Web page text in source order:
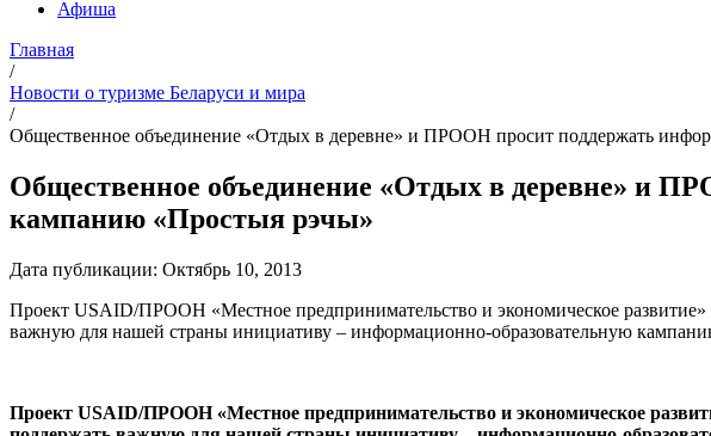
Афиша
Главная
/
Новости о туризме Беларуси и мира
/
Общественное объединение «Отдых в деревне» и ПРООН просит поддержать
Общественное объединение «Отдых в деревне» и
кампанию «Простыя рэчы»
Дата публикации: Октябрь 10, 2013
Проект USAID/ПРООН «Местное предпринимательство и экономическое
важную для нашей страны инициативу – информационно-образовательную
Проект USAID/ПРООН «Местное предпринимательство и экономическое